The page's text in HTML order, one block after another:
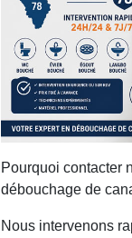
Pourquoi contacter
débouchage de
Nous intervenons